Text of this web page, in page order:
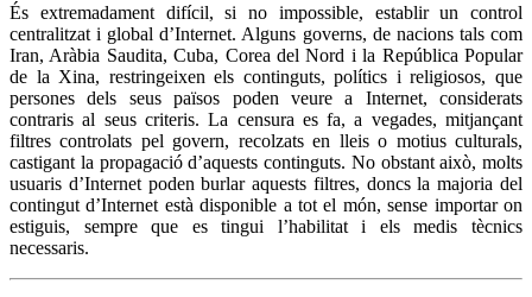
És extremadament difícil, si no impossible, establir un control
centralitzat i global d’Internet. Alguns governs, de nacions tals com
Iran, Aràbia Saudita, Cuba, Corea del Nord i la República Popular
de la Xina, restringeixen els continguts, polítics i religiosos, que
persones dels seus països poden veure a Internet, considerats
contraris al seus criteris. La censura es fa, a vegades, mitjançant
filtres controlats pel govern, recolzats en lleis o motius culturals,
castigant la propagació d’aquests continguts. No obstant això, molts
usuaris d’Internet poden burlar aquests filtres, doncs la majoria del
contingut d’Internet està disponible a tot el món, sense importar on
estiguis, sempre que es tingui l’habilitat i els medis tècnics
necessaris.